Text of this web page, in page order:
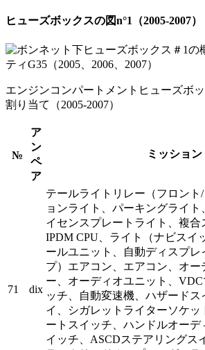
ヒューズボックスの図n°1（2005-2007）
エンジンコンパートメントヒューズボ
割り当て（2005-2007）
№
ア
ン
ペ
ア
ミッション
71 dix
テールライトリレー（フロント
ョンライト、パーキングライト
イセンスプレートライト、複合
IPDM CPU、ライト（ナビスイ
ールユニット、自動ディスプレ
プ）エアコン、エアコン、オー
ー、オーディオユニット、
ッチ、自動変速機、ハザードス
イ、シガレットライターソケッ
ートスイッチ、ハンドルオーデ
イッチ、ASCDステアリングス